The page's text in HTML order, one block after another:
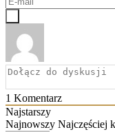
1 Komentarz
Najstarszy
Najnowszy Najczęściej